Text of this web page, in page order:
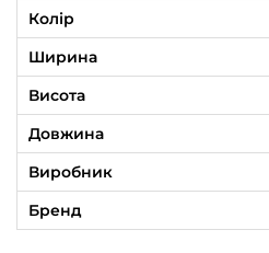
Колір
Ширина
Висота
Довжина
Виробник
Бренд